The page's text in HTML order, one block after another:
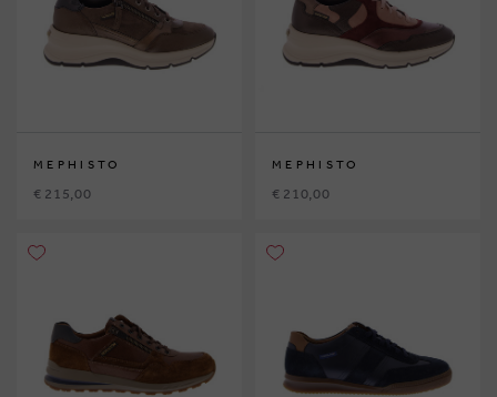
MEPHISTO
€ 215,00
MEPHISTO
€ 210,00